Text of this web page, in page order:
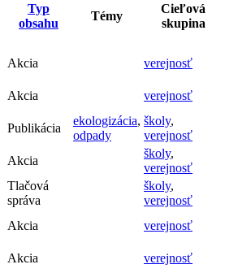
Typ
obsahu
Témy
Cieľová
skupina
Akcia verejnosť
Akcia verejnosť
Publikácia
ekologizácia,
odpady
školy,
verejnosť
Akcia
školy,
verejnosť
Tlačová
správa
školy,
verejnosť
Akcia verejnosť
Akcia verejnosť